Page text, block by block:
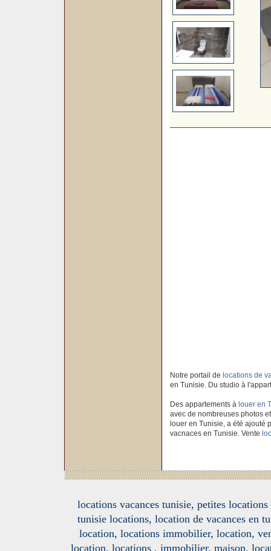
Notre portail de locations de
en Tunisie. Du studio à
Des appartements à louer en
avec de nombreuses photos
louer en Tunisie, a été ajouté
vacnaces en Tunisie. Vente
locations vacances tunisie, petites
tunisie locations, location de vacances en
location, locations immobilier, location,
location, locations , immobilier, maison,